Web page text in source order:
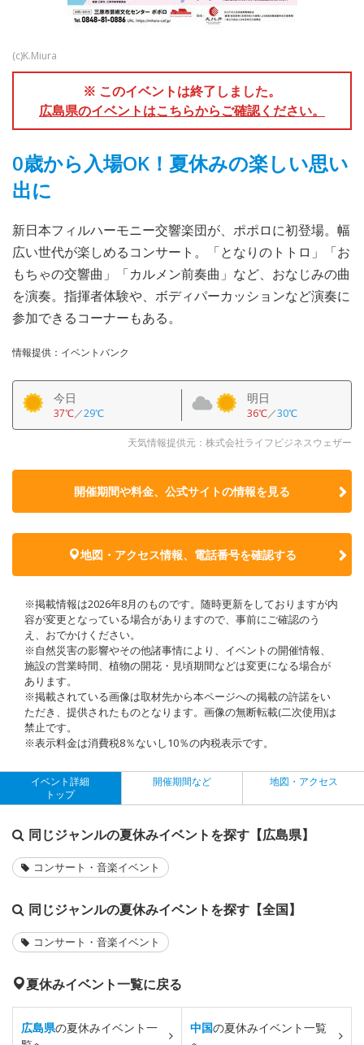
(c)K.Miura
※ このイベントは終了しました。
広島県のイベントはこちらからご確認ください。
0歳から入場OK！夏休みの楽しい思い
出に
新日本フィルハーモニー交響楽団が、ポポロに初登場。幅
広い世代が楽しめるコンサート。「となりのトトロ」「お
もちゃの交響曲」「カルメン前奏曲」など、おなじみの曲
を演奏。指揮者体験や、ボディパーカッションなど演奏に
参加できるコーナーもある。
情報提供：イベントバンク
今日
37℃／29℃
明日
36℃／30℃
天気情報提供元：株式会社ライフビジネスウェザー
開催期間や料金、公式サイトの情報を見る
地図・アクセス情報、電話番号を確認する
※掲載情報は2026年8月のものです。随時更新をしておりますが内
容が変更となっている場合がありますので、事前にご確認のう
え、おでかけください。
※自然災害の影響やその他諸事情により、イベントの開催情報、
施設の営業時間、植物の開花・見頃期間などは変更になる場合が
あります。
※掲載されている画像は取材先から本ページへの掲載の許諾をい
ただき、提供されたものとなります。画像の無断転載(二次使用)は
禁止です。
※表示料金は消費税8％ないし10％の内税表示です。
イベント詳細
トップ
開催期間など 地図・アクセス
同じジャンルの夏休みイベントを探す【広島県】
コンサート・音楽イベント
同じジャンルの夏休みイベントを探す【全国】
コンサート・音楽イベント
夏休みイベント一覧に戻る
広島県の夏休みイベント一
中国の夏休みイベント一覧